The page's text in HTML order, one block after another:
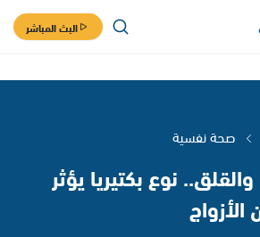
البث المباشر
صحة نفسية
نوع بكتيريا يؤثر